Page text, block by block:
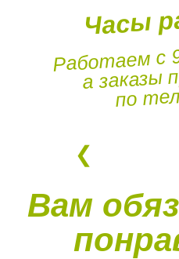
Часы
Работаем с
а заказы
по
Вам